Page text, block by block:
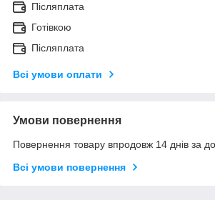
Післяплата
Готівкою
Післяплата
Всі умови оплати
Умови повернення
Повернення товару впродовж 14 днів за
Всі умови повернення